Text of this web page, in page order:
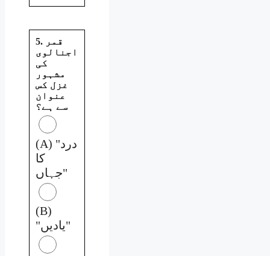
5. قمر
اجنالوی
کی
مشہور
غزل کس
عنوان
سے ہے؟
(A) "درد
کا
جہاں"
(B)
"یادیں"